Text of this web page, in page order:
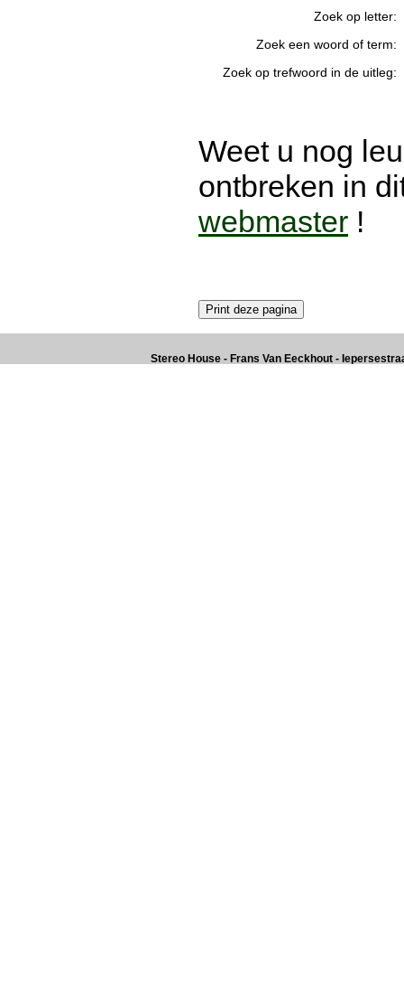
Zoek op letter:
Zoek een woord of term:
Zoek op trefwoord in de uitleg:
Weet u nog
ontbreken in
webmaster !
Stereo House - Frans Van Eeckhout -